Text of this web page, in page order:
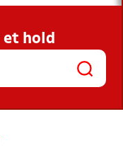
OG NYHEDER
KLUBBER OG
et hold